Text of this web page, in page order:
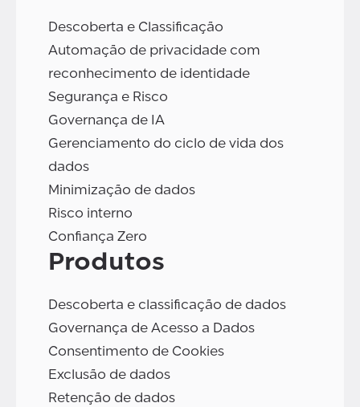
Descoberta e Classificação
Automação de privacidade com
reconhecimento de identidade
Segurança e Risco
Governança de IA
Gerenciamento do ciclo de vida dos
dados
Minimização de dados
Risco interno
Confiança Zero
Produtos
Descoberta e classificação de dados
Governança de Acesso a Dados
Consentimento de Cookies
Exclusão de dados
Retenção de dados